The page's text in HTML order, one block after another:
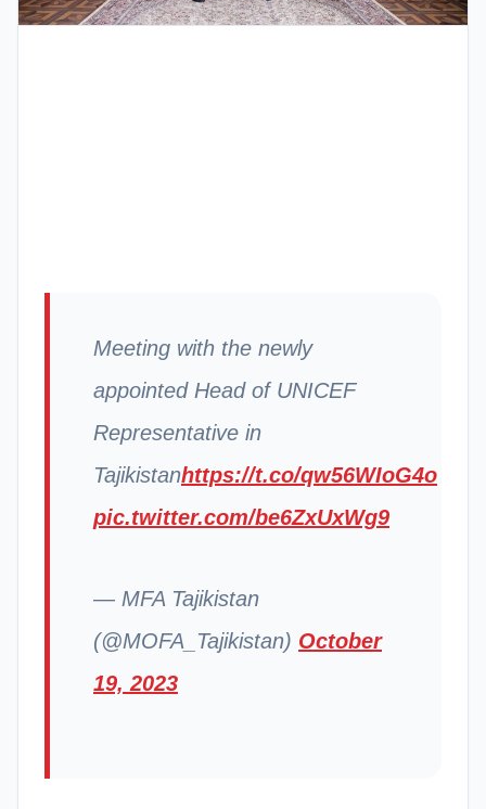
Meeting with the newly
appointed Head of UNICEF
Representative in
Tajikistanhttps://t.co/qw56WIoG4o
pic.twitter.com/be6ZxUxWg9
— MFA Tajikistan
(@MOFA_Tajikistan) October
19, 2023